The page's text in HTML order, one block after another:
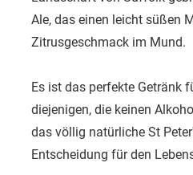
Ale, das einen leicht süßen
Zitrusgeschmack im Mund.
Es ist das perfekte Getränk
diejenigen, die keinen
das völlig natürliche St
Entscheidung für den